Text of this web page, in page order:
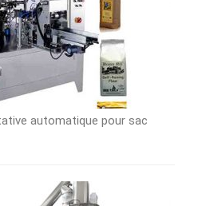
automatique pour sac